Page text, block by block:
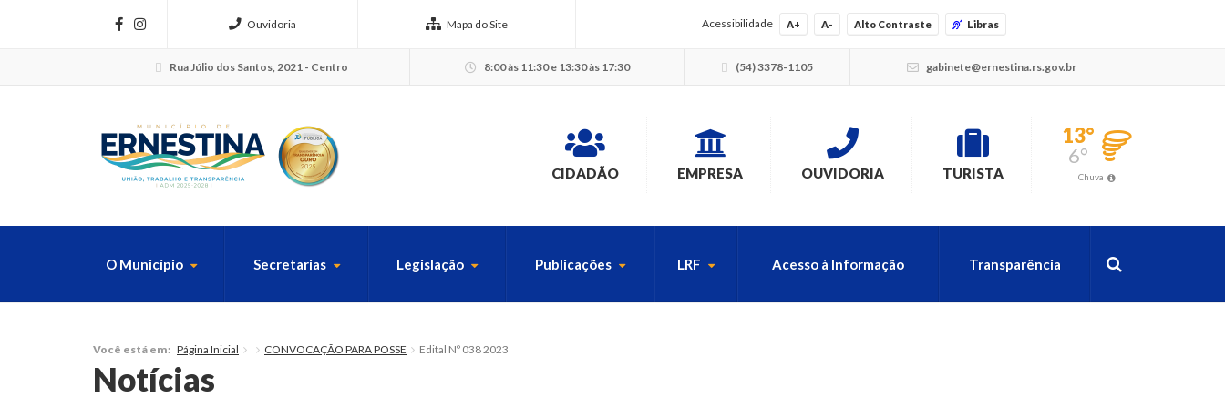
Ouvidoria Mapa do Site Acessibilidade A+ A- Alto Contraste Libras
Rua Júlio dos Santos, 2021 - Centro 8:00 às 11:30 e 13:30 às 17:30 (54) 3378-1105 gabinete@ernestina.rs.gov.br
CIDADÃO EMPRESA OUVIDORIA TURISTA
13°
6°
Chuva
O Município Secretarias Legislação Publicações LRF Acesso à Informação Transparência
Você está em: Página Inicial CONVOCAÇÃO PARA POSSE Edital Nº 038 2023
Notícias